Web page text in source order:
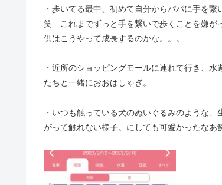
・歩いてる最中、初めて自分からパパに手を
笑 これまでずっと手を繋いで歩くことを嫌が
供はこうやって成長するのかな。。。
・近所のショッピングモールに連れて行き、
たちと一緒におおはしゃぎ。
・いつも触っている犬のぬいぐるみのような
がって触れない様子。にしても可愛かったなあ